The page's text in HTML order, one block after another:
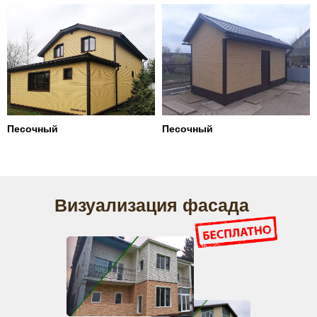
Песочный Песочный
Визуализация фасада
г. Волгоград, ул. Козловская, 40А
8 (8442) 60-69-65